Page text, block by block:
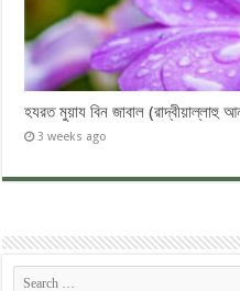
হযরত মুয়ায বিন জাবাল (রাদ্বীয়াল্লাহু
3 weeks ago